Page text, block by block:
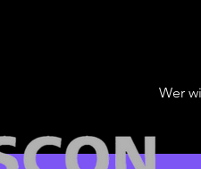
Wer